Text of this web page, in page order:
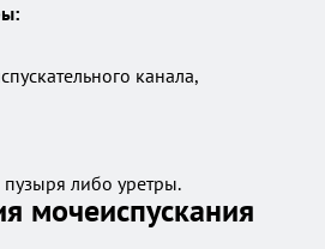
канала,
либо уретры.
мочеиспускания